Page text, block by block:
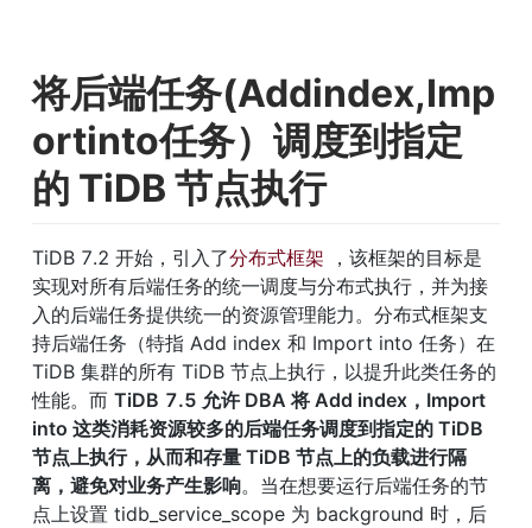
将后端任务(Addindex,Imp
ortinto任务）调度到指定
的 TiDB 节点执行
TiDB 7.2 开始，引入了分布式框架 ，该框架的目标是
实现对所有后端任务的统一调度与分布式执行，并为接
入的后端任务提供统一的资源管理能力。分布式框架支
持后端任务（特指 Add index 和 Import into 任务）在
TiDB 集群的所有 TiDB 节点上执行，以提升此类任务的
性能。而 TiDB 7.5 允许 DBA 将 Add index，Import
into 这类消耗资源较多的后端任务调度到指定的 TiDB
节点上执行，从而和存量 TiDB 节点上的负载进行隔
离，避免对业务产生影响。当在想要运行后端任务的节
点上设置 tidb_service_scope 为 background 时，后